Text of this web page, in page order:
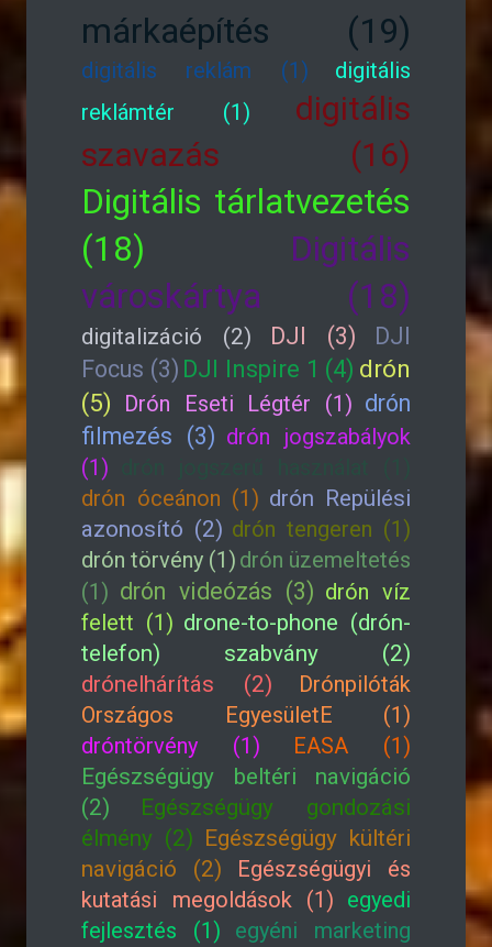
márkaépítés (19)
digitális reklám (1)
digitális
reklámtér (1)
digitális
szavazás (16)
Digitális tárlatvezetés
(18)
Digitális
városkártya (18)
digitalizáció (2) DJI (3)
DJI
Focus (3) DJI Inspire 1 (4) drón
(5)
Drón Eseti Légtér (1) drón
filmezés (3) drón jogszabályok
(1)
drón óceánon (1) drón Repülési
azonosító (2) drón tengeren (1)
drón törvény (1) drón üzemeltetés
(1) drón videózás (3) drón víz
felett (1) drone-to-phone (drón-
telefon) szabvány (2)
drónelhárítás (2)
Drónpilóták
Országos EgyesületE (1)
dróntörvény (1)
EASA (1)
Egészségügy beltéri navigáció
(2)
Egészségügy gondozási
élmény (2) Egészségügy kültéri
navigáció (2)
Egészségügyi és
kutatási megoldások (1) egyedi
fejlesztés (1)
egyéni marketing